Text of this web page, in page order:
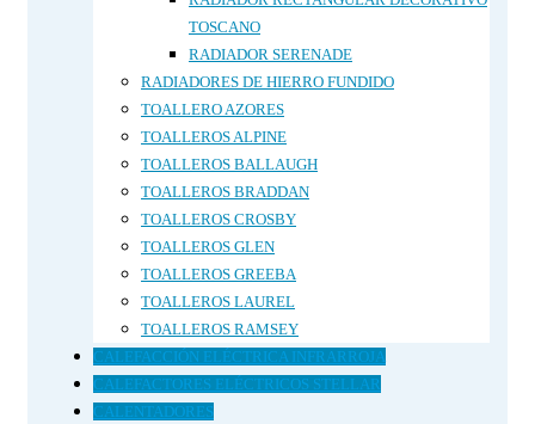
TOSCANO
RADIADOR SERENADE
RADIADORES DE HIERRO FUNDIDO
TOALLERO AZORES
TOALLEROS ALPINE
TOALLEROS BALLAUGH
TOALLEROS BRADDAN
TOALLEROS CROSBY
TOALLEROS GLEN
TOALLEROS GREEBA
TOALLEROS LAUREL
TOALLEROS RAMSEY
CALEFACCIÓN ELÉCTRICA INFRARROJA
CALEFACTORES ELÉCTRICOS STELLAR
CALENTADORES